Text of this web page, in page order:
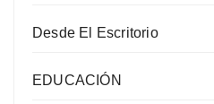
Desde El Escritorio
EDUCACIÓN